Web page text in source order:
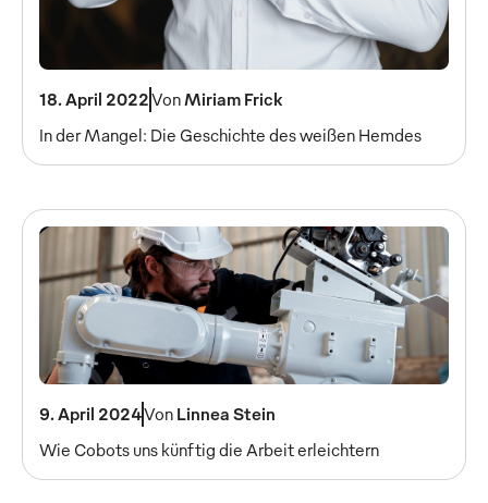
18. April 2022VonMiriam Frick
In der Mangel: Die Geschichte des weißen Hemdes
9. April 2024Von Linnea Stein
Wie Cobots uns künftig die Arbeit erleichtern